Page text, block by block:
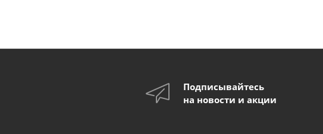
Подписывайтесь
на новости и акции